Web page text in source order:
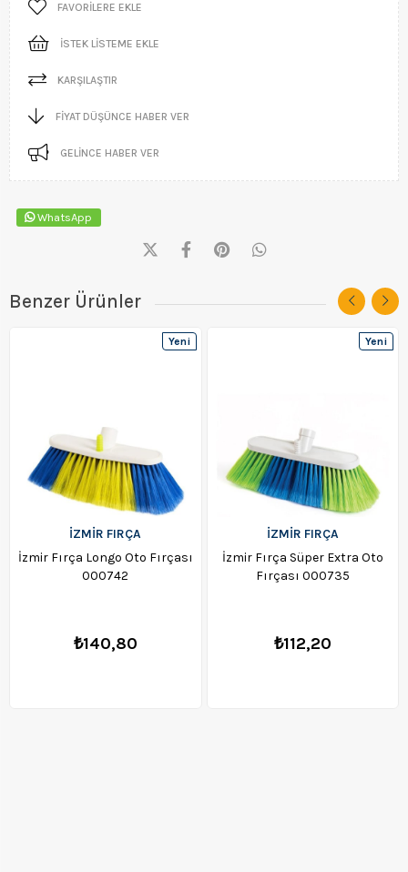
FAVORILERE EKLE
İSTEK LISTEME EKLE
KARŞILAŞTIR
FIYAT DÜŞÜNCE HABER VER
GELINCE HABER VER
WhatsApp
Benzer Ürünler
İZMİR FIRÇA
İzmir Fırça Longo Oto Fırçası
000742
₺140,80
Yeni
İZMİR FIRÇA
İzmir Fırça Süper Extra Oto
Fırçası 000735
₺112,20
Yeni